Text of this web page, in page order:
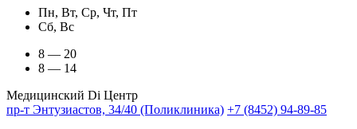
Пн, Вт, Ср, Чт, Пт
Сб, Вс
8 — 20
8 — 14
Медицинский Di Центр
пр-т Энтузиастов, 34/40 (Поликлиника) +7 (8452) 94-89-85